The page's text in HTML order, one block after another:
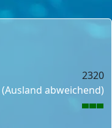
2320
(Ausland abweichend)